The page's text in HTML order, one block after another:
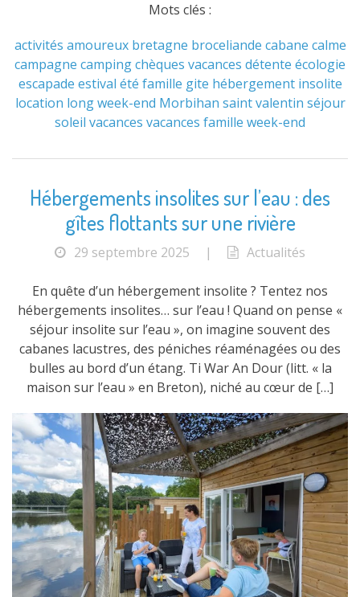
Mots clés :
activités amoureux bretagne broceliande cabane calme
campagne campingchèques vacances détente écologie
escapade estival été famille gite hébergement insolite
location long week-end Morbihan saint valentin séjour
soleil vacances vacances famille week-end
Hébergements insolites sur l’eau : des
gîtes flottants sur une rivière
29 septembre 2025 | Actualités
En quête d’un hébergement insolite ? Tentez nos
hébergements insolites… sur l’eau ! Quand on pense «
séjour insolite sur l’eau », on imagine souvent des
cabanes lacustres, des péniches réaménagées ou des
bulles au bord d’un étang. Ti War An Dour (litt. « la
maison sur l’eau » en Breton), niché au cœur de […]